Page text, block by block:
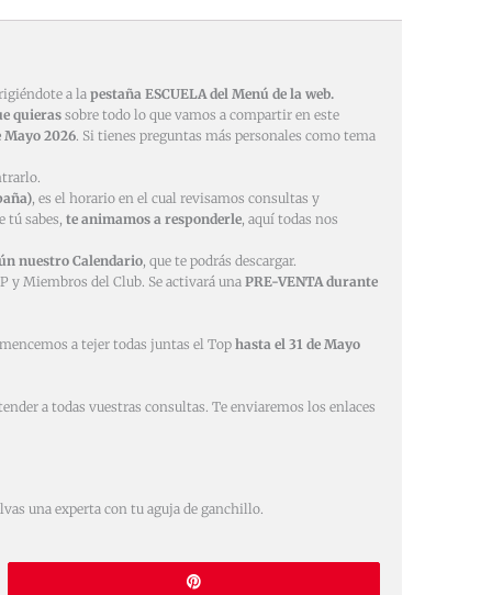
a la pestaña ESCUELA del Menú de la web.
quieras sobre todo lo que vamos a compartir en este
Mayo 2026. Si tienes preguntas más personales como tema
, es el horario en el cual revisamos consultas y
tú sabes, te animamos a responderle, aquí todas nos
nuestro Calendario, que te podrás descargar.
y Miembros del Club. Se activará unaPRE-VENTA durante
a tejer todas juntas el Top hasta el 31 de Mayo
a todas vuestras consultas. Te enviaremos los enlaces
una experta con tu aguja de ganchillo.